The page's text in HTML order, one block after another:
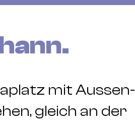
mit Aussen-
gleich an der